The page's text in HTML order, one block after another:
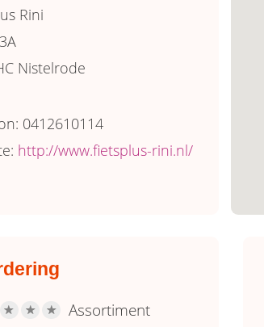
Rini
Nistelrode
0412610114
http://www.fietsplus-rini.nl/
R R R Assortiment